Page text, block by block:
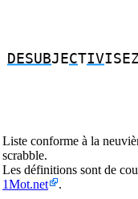
DESUBJECTIV
Liste conforme à la
scrabble.
Les définitions sont de
1Mot.net
.